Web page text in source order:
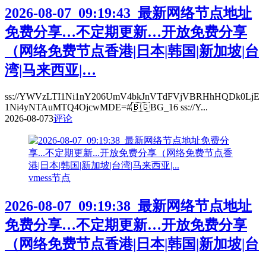
2026-08-07_09:19:43_最新网络节点地址
免费分享…不定期更新…开放免费分享
（网络免费节点香港|日本|韩国|新加坡|台
湾|马来西亚|…
ss://YWVzLTI1Ni1nY206UmV4bkJnVTdFVjVBRHhHQDk0LjE
1Ni4yNTAuMTQ4OjcwMDE=#🇧🇬BG_16 ss://Y...
2026-08-073评论
vmess节点
2026-08-07_09:19:38_最新网络节点地址
免费分享…不定期更新…开放免费分享
（网络免费节点香港|日本|韩国|新加坡|台